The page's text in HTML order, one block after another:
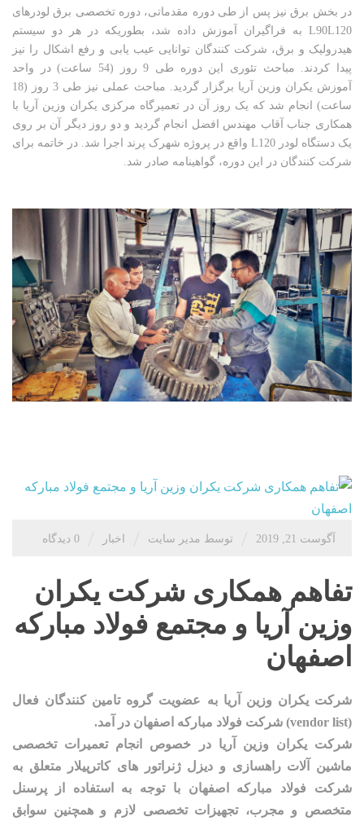
در بخش برق نیز پس از طی دوره مقدماتی، دوره تخصصی برق لودرهای
L90L120 به فراگیران آموزش داده شد، بطوریکه در هر دو سیستم
هیدرولیک و برق، شرکت کنندگان توانایی عیب­ یابی و رفع اشکال را نیز
پیدا کردند. مباحث تئوری این دوره طی 9 روز (54 ساعت) در واحد
آموزش یکران وزین آریا برگزار گردید. مباحث عملی نیز طی 3 روز (18
ساعت) انجام شد که یک روز آن در تعمیرگاه مرکزی یکران وزین آریا با
همکاری جناب آقاب مهندس افضل انجام گردید و دو روز دیگر آن بر روی
یک دستگاه لودر L120 واقع در پروژه شهرک پرند اجرا شد. در خاتمه برای
شرکت ­کنندگان در این دوره، گواهینامه صادر شد.
آگوست 21, 2019 توسط مدیر سایت اخبار 0 دیدگاه
تفاهم همکاری شرکت یکران
وزین آریا و مجتمع فولاد مبارکه
اصفهان
شرکت یکران وزین آریا به عضویت گروه تامین کنندگان فعال
(vendor list) شرکت فولاد مبارکه اصفهان در آمد.
شرکت یکران وزین آریا در خصوص انجام تعمیرات تخصصی
ماشین آلات راهسازی و دیزل ژنراتور های کاترپیلار متعلق به
شرکت فولاد مبارکه اصفهان با توجه به استفاده از پرسنل
متخصص و مجرب، تجهیزات تخصصی لازم و همچنین سوابق